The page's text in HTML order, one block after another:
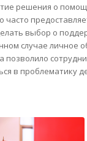
решения о
часто
выбор о
случае личное
позволило
в проблематику